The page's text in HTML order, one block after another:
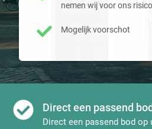
nemen wij voor ons risico
Mogelijk voorschot
Direct een passend bod
Direct een passend bod op